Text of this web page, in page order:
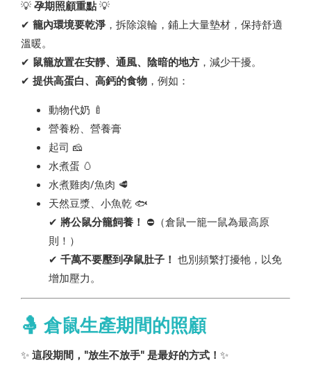
💡 孕期照顧重點 💡
✔ 籠內環境要乾淨 ，拆除滾輪，鋪上大量墊材，保持舒適
溫暖。
✔ 鼠籠放置在安靜、通風、陰暗的地方 ，減少干擾。
✔ 提供高蛋白、高鈣的食物 ，例如：
動物代奶 🍼
營養粉、營養膏
起司 🧀
水煮蛋 🥚
水煮雞肉/魚肉 🥩
天然豆漿、小魚乾 🐟
✔ 將公鼠分籠飼養！ ⛔（倉鼠一籠一鼠為最高原
則！）
✔ 千萬不要壓到孕鼠肚子！ 也別頻繁打擾牠，以免
增加壓力。
🤱 倉鼠生產期間的照顧
✨ 這段期間，"放生不放手" 是最好的方式！ ✨